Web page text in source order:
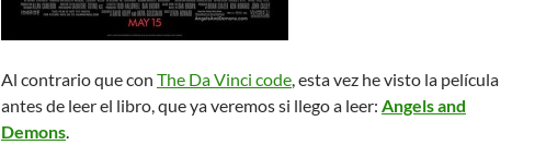
Al contrario que con The Da Vinci code, esta vez he visto la película
antes de leer el libro, que ya veremos si llego a leer: Angels and
Demons.